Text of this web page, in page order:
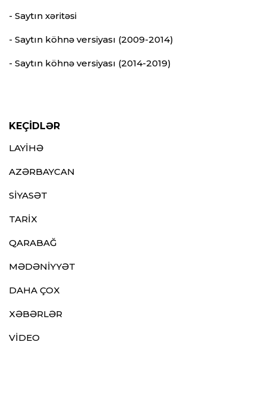
- Saytın xəritəsi
- Saytın köhnə versiyası (2009-2014)
- Saytın köhnə versiyası (2014-2019)
KEÇİDLƏR
LAYİHƏ
AZƏRBAYCAN
SİYASƏT
TARİX
QARABAĞ
MƏDƏNİYYƏT
DAHA ÇOX
XƏBƏRLƏR
VİDEO